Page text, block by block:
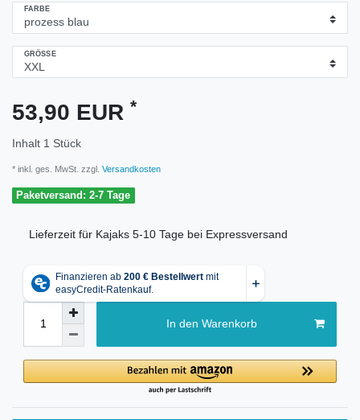
FARBE
GRÖSSE
53,90 EUR *
Inhalt 1 Stück
* inkl. ges. MwSt. zzgl. Versandkosten
Paketversand: 2-7 Tage
Lieferzeit für Kajaks 5-10 Tage bei Expressversand
In den Warenkorb